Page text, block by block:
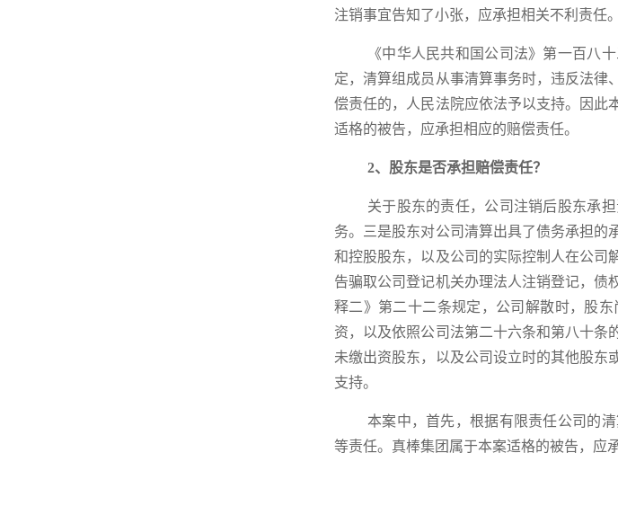
注销事宜告知了小张，应承担相关不利责任。
《中华人民共和国公司法》第一百八
定，清算组成员从事清算事务时，违反法
偿责任的，人民法院应依法予以支持。因此
适格的被告，应承担相应的赔偿责任。
2、股东是否承担赔偿责任？
关于股东的责任，公司注销后股东承
务。三是股东对公司清算出具了债务承担
和控股股东，以及公司的实际控制人在公司
告骗取公司登记机关办理法人注销登记，
释二》第二十二条规定，公司解散时，股
资，以及依照公司法第二十六条和第八十
未缴出资股东，以及公司设立时的其他股东
支持。
本案中，首先，根据有限责任公司的
等责任。真棒集团属于本案适格的被告，应